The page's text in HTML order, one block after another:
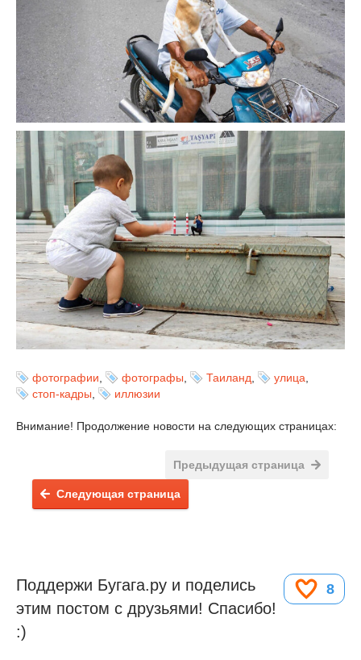
фотографии фотографы Таиланд улица
стоп-кадры
иллюзии
Внимание! Продолжение новости на следующих страницах:
Предыдущая страница
Следующая страница
8
Поддержи Бугага.ру и поделись
этим постом с друзьями! Спасибо!
:)